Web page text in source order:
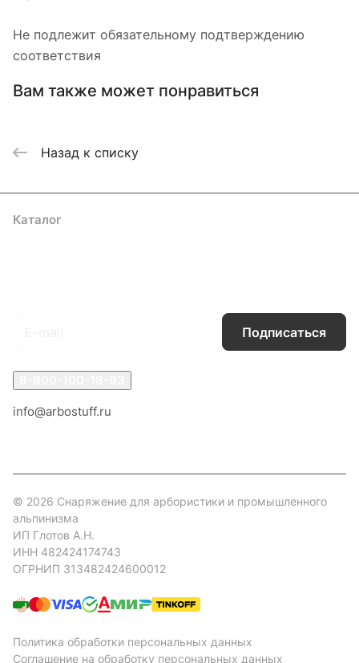
Не подлежит обязательному подтверждению
соответствия
Вам также может понравиться
Назад к списку
Каталог
Подписаться
info@arbostuff.ru
© 2026 Снаряжение для арбористики и промышленного
альпинизма
ИП Глотов А.Н.
ИНН 482424174743
ОГРНИП 313482424600012
Политика обработки персональных данных
Соглашение на обработку персональных данных